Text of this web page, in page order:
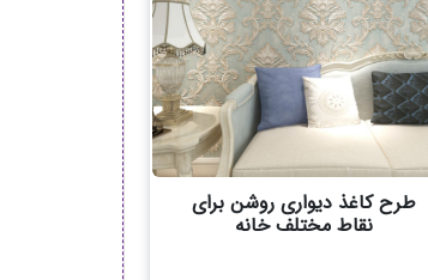
طرح کاغذ دیواری روشن برای
نقاط مختلف خانه